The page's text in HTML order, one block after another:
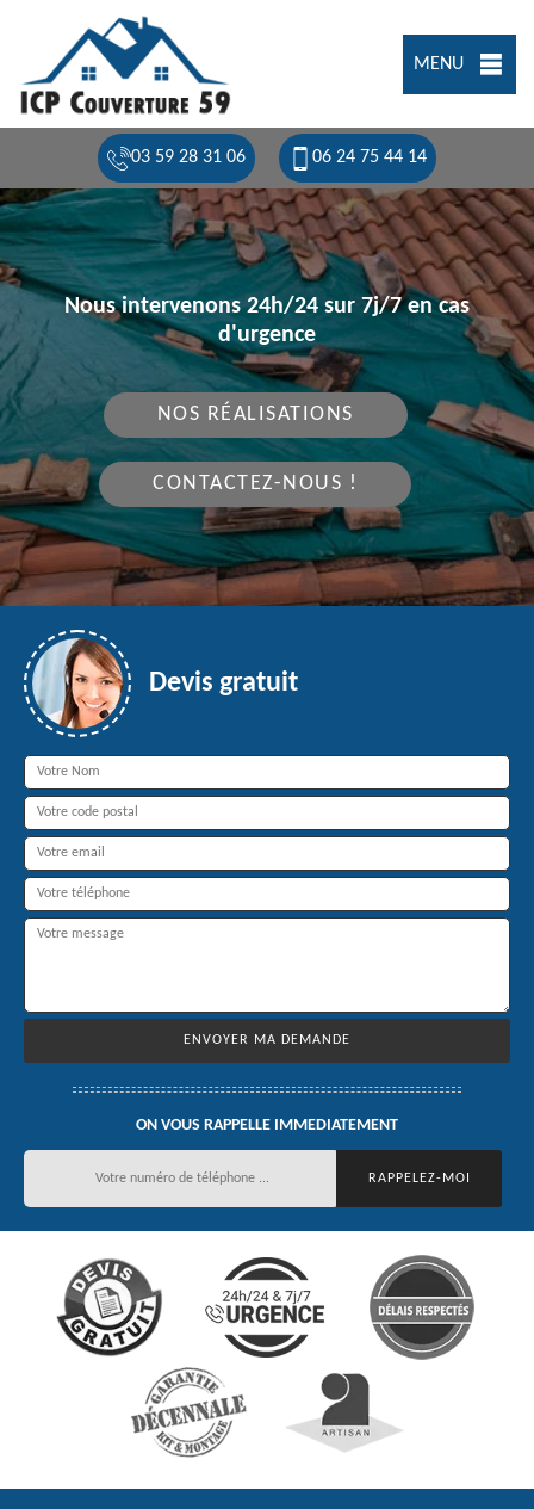
MENU
03 59 28 31 06 06 24 75 44 14
Nous intervenons 24h/24 sur 7j/7 en cas
d'urgence
NOS RÉALISATIONS
CONTACTEZ-NOUS !
Devis gratuit
ON VOUS RAPPELLE IMMEDIATEMENT